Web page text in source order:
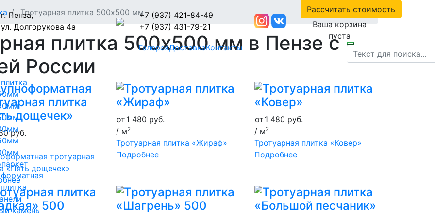
г. Пенза,
ул. Долгорукова 4а
+7 (937) 421-84-49
+7 (937) 431-79-21
Рассчитать стоимость
Ваша корзина
пуста
камень
ГалереяДоставкаКонтакты
Тротуарная плитка 500х500 мм
плитка 500х500 мм в Пензе с
России
руб.
тротуарная
«Пять дощечек»
от 1 480 руб.
/ м2
Тротуарная плитка «Жираф»
Подробнее
от 1 480 руб.
/ м2
Тротуарная плитка «Ковер»
Подробнее